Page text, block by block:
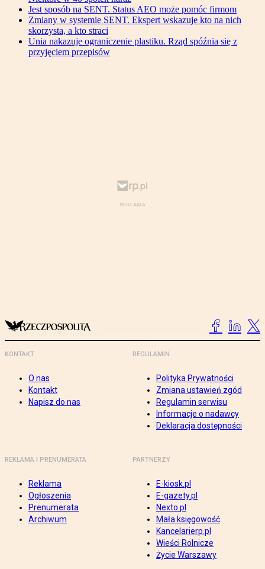
Jest sposób na SENT. Status AEO może pomóc firmom
Zmiany w systemie SENT. Ekspert wskazuje kto na nich
skorzysta, a kto straci
Unia nakazuje ograniczenie plastiku. Rząd spóźnia się z
przyjęciem przepisów
KONTAKT
O nas
Kontakt
Napisz do nas
REGULAMIN
Polityka Prywatności
Zmiana ustawień zgód
Regulamin serwisu
Informacje o nadawcy
Deklaracja dostępności
REKLAMA I PRENUMERATA
Reklama
Ogłoszenia
Prenumerata
Archiwum
PARTNERZY
E-kiosk.pl
E-gazety.pl
Nexto.pl
Mała księgowość
Kancelarierp.pl
Wieści Rolnicze
Życie Warszawy